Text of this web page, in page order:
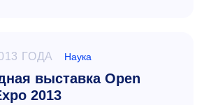
ГОДА Наука
выставка Open
2013